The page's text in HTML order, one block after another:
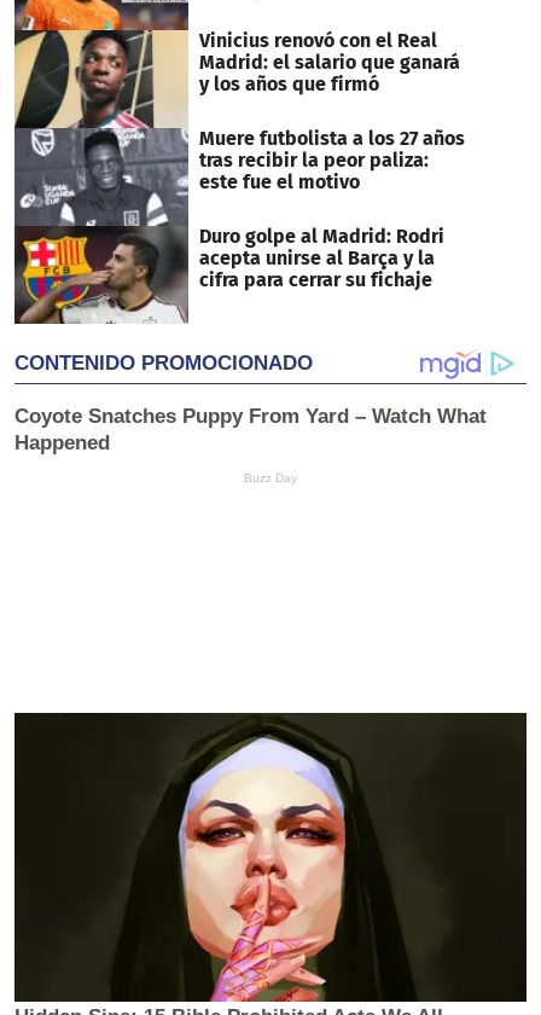
Vinicius renovó con el Real
Madrid: el salario que ganará
y los años que firmó
Muere futbolista a los 27 años
tras recibir la peor paliza:
este fue el motivo
Duro golpe al Madrid: Rodri
acepta unirse al Barça y la
cifra para cerrar su fichaje